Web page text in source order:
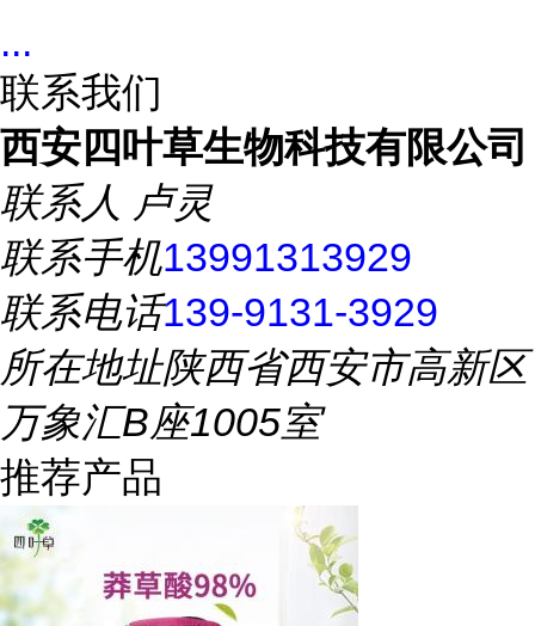
...
联系我们
西安四叶草生物科技有限公司
联系人 卢灵
联系手机13991313929
联系电话139-9131-3929
所在地址陕西省西安市高新区
万象汇B座1005室
推荐产品